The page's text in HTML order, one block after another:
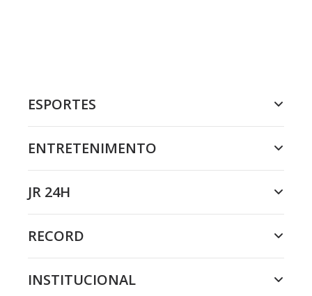
ESPORTES
ENTRETENIMENTO
JR 24H
RECORD
INSTITUCIONAL